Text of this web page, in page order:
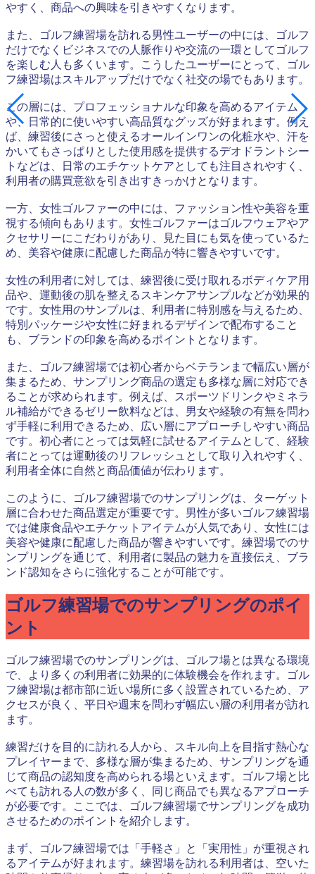
やすく、商品への興味を引きやすくなります。
また、ゴルフ練習場を訪れる男性ユーザーの中には、ゴルフ
だけでなくビジネスでの人脈作りや交流の一環としてゴルフ
を楽しむ人も多くいます。こうしたユーザーにとって、ゴル
フ練習場はスキルアップだけでなく社交の場でもあります。
この層には、プロフェッショナルな印象を高めるアイテム
や、日常的に使いやすい高品質なグッズが好まれます。例え
ば、練習後にさっと使えるオールインワンの化粧水や、汗を
かいてもさっぱりとした使用感を提供するデオドラントシー
トなどは、日常のエチケットケアとしても注目されやすく、
利用者の購買意欲を引き出すきっかけとなります。
一方、女性ゴルファーの中には、ファッション性や美容を重
視する傾向もあります。女性ゴルファーはゴルフウェアやア
クセサリーにこだわりがあり、見た目にも気を使っているた
め、美容や健康に配慮した商品が特に響きやすいです。
女性の利用者に対しては、練習後に受け取れるボディケア用
品や、運動後の肌を整えるスキンケアサンプルなどが効果的
です。女性用のサンプルは、利用者に特別感を与えるため、
特別パッケージや女性に好まれるデザインで配布すること
も、ブランドの印象を高めるポイントとなります。
また、ゴルフ練習場では初心者からベテランまで幅広い層が
集まるため、サンプリング商品の選定も多様な層に対応でき
ることが求められます。例えば、スポーツドリンクやミネラ
ル補給ができるゼリー飲料などは、男女や経験の有無を問わ
ず手軽に利用できるため、広い層にアプローチしやすい商品
です。初心者にとっては気軽に試せるアイテムとして、経験
者にとっては運動後のリフレッシュとして取り入れやすく、
利用者全体に自然と商品価値が伝わります。
このように、ゴルフ練習場でのサンプリングは、ターゲット
層に合わせた商品選定が重要です。男性が多いゴルフ練習場
では健康食品やエチケットアイテムが人気であり、女性には
美容や健康に配慮した商品が響きやすいです。練習場でのサ
ンプリングを通じて、利用者に製品の魅力を直接伝え、ブラ
ンド認知をさらに強化することが可能です。
ゴルフ練習場でのサンプリングのポイ
ント
ゴルフ練習場でのサンプリングは、ゴルフ場とは異なる環境
で、より多くの利用者に効果的に体験機会を作れます。ゴル
フ練習場は都市部に近い場所に多く設置されているため、ア
クセスが良く、平日や週末を問わず幅広い層の利用者が訪れ
ます。
練習だけを目的に訪れる人から、スキル向上を目指す熱心な
プレイヤーまで、多様な層が集まるため、サンプリングを通
じて商品の認知度を高められる場といえます。ゴルフ場と比
べても訪れる人の数が多く、同じ商品でも異なるアプローチ
が必要です。ここでは、ゴルフ練習場でサンプリングを成功
させるためのポイントを紹介します。
まず、ゴルフ練習場では「手軽さ」と「実用性」が重視され
るアイテムが好まれます。練習場を訪れる利用者は、空いた